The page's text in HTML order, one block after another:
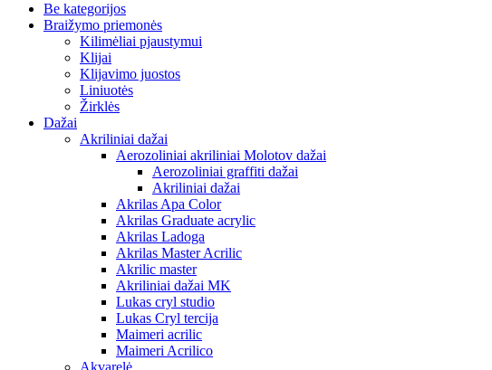
Be kategorijos
Braižymo priemonės
Kilimėliai pjaustymui
Klijai
Klijavimo juostos
Liniuotės
Žirklės
Dažai
Akriliniai dažai
Aerozoliniai akriliniai Molotov dažai
Aerozoliniai graffiti dažai
Akriliniai dažai
Akrilas Apa Color
Akrilas Graduate acrylic
Akrilas Ladoga
Akrilas Master Acrilic
Akrilic master
Akriliniai dažai MK
Lukas cryl studio
Lukas Cryl tercija
Maimeri acrilic
Maimeri Acrilico